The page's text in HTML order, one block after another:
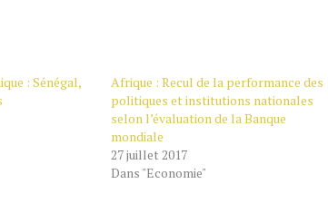
: Sénégal,
Afrique : Recul de la performance des
politiques et institutions nationales
selon l’évaluation de la Banque
mondiale
27 juillet 2017
Dans "Economie"